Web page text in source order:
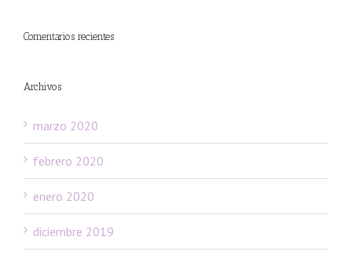
Comentarios recientes
Archivos
marzo 2020
febrero 2020
enero 2020
diciembre 2019